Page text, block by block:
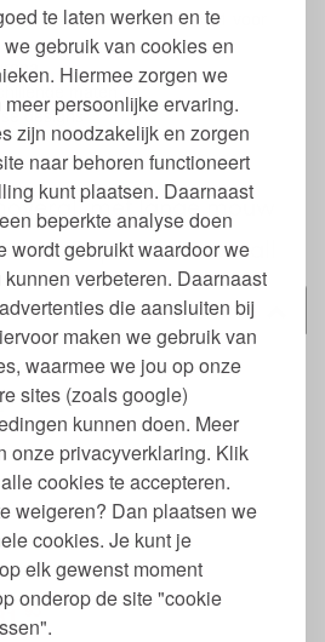
te laten werken en te
gebruik van cookies en
Hiermee zorgen we
persoonlijke ervaring.
zijn noodzakelijk en zorgen
naar behoren functioneert
kunt plaatsen. Daarnaast
beperkte analyse doen
wordt gebruikt waardoor we
verbeteren. Daarnaast
die aansluiten bij
maken we gebruik van
waarmee we jou op onze
sites (zoals google)
kunnen doen. Meer
onze privacyverklaring. Klik
cookies te accepteren.
weigeren? Dan plaatsen we
cookies. Je kunt je
elk gewenst moment
onderop de site "cookie
Standaard 100, klasse 1 voor
maten
designs
met lange mouw
Popolini UV overall
95